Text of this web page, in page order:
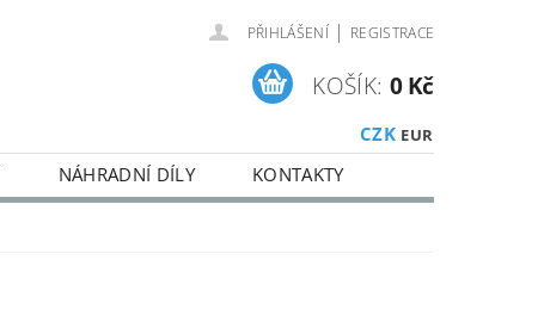
PŘIHLÁŠENÍ | REGISTRACE
CZK EUR
KOŠÍK: 0 Kč
NÁHRADNÍ DÍLY KONTAKTY